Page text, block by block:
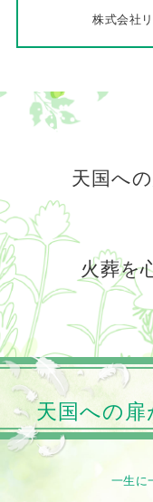
株式会社
天国へ
火葬を
天国への扉
一生に